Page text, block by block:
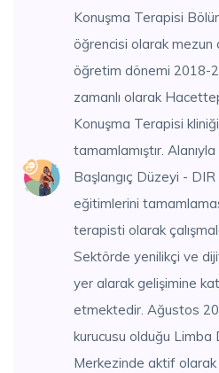
Konuşma Terapisi
öğrencisi olarak
öğretim dönemi 2018-
zamanlı olarak
Konuşma Terapisi
tamamlamıştır.
Başlangıç Düzeyi -
eğitimlerini
terapisti olarak
Sektörde yenilikçi ve
yer alarak gelişimine
etmektedir. Ağustos
kurucusu olduğu Limba
Merkezinde aktif olarak